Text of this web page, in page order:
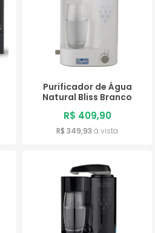
Purificador de Água
Natural Bliss Branco
R$ 409,90
R$ 349,93 à vista